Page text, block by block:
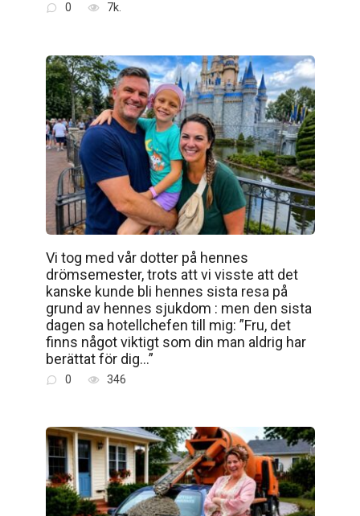
0 7k.
Vi tog med vår dotter på hennes
drömsemester, trots att vi visste att det
kanske kunde bli hennes sista resa på
grund av hennes sjukdom : men den sista
dagen sa hotellchefen till mig: ”Fru, det
finns något viktigt som din man aldrig har
berättat för dig…”
0 346